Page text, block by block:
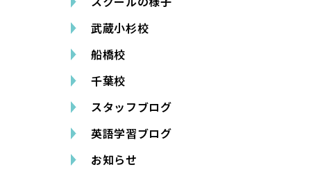
武蔵小杉校
船橋校
千葉校
スタッフブログ
英語学習ブログ
お知らせ